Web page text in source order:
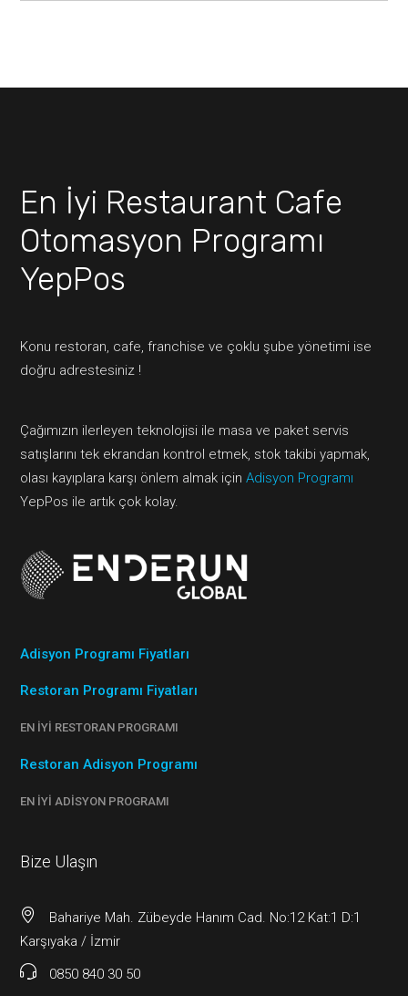
En İyi Restaurant Cafe
Otomasyon Programı
YepPos
Konu restoran, cafe, franchise ve çoklu şube yönetimi ise
doğru adrestesiniz !
Çağımızın ilerleyen teknolojisi ile masa ve paket servis
satışlarını tek ekrandan kontrol etmek, stok takibi yapmak,
olası kayıplara karşı önlem almak içinAdisyon Programı
YepPos ile artık çok kolay.
Adisyon Programı Fiyatları
Restoran Programı Fiyatları
EN İYI RESTORAN PROGRAMI
Restoran Adisyon Programı
EN İYI ADISYON PROGRAMI
Bize Ulaşın
Bahariye Mah. Zübeyde Hanım Cad. No:12 Kat:1 D:1
Karşıyaka / İzmir
0850 840 30 50